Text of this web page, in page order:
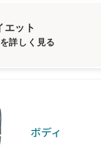
エット
詳しく見る
ボディ